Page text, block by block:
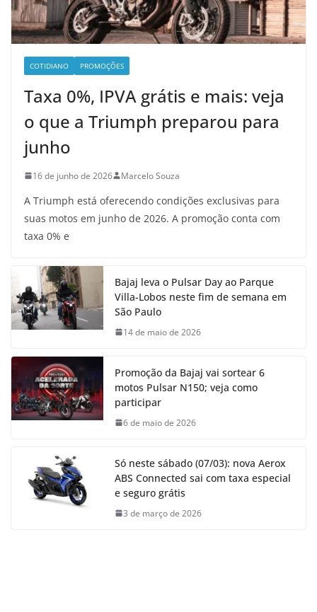
COTIDIANO PROMOÇÕES
Taxa 0%, IPVA grátis e mais: veja
o que a Triumph preparou para
junho
16 de junho de 2026 Marcelo Souza
A Triumph está oferecendo condições exclusivas para
suas motos em junho de 2026. A promoção conta com
taxa 0% e
Bajaj leva o Pulsar Day ao Parque
Villa-Lobos neste fim de semana em
São Paulo
14 de maio de 2026
Promoção da Bajaj vai sortear 6
motos Pulsar N150; veja como
participar
6 de maio de 2026
Só neste sábado (07/03): nova Aerox
ABS Connected sai com taxa especial
e seguro grátis
3 de março de 2026